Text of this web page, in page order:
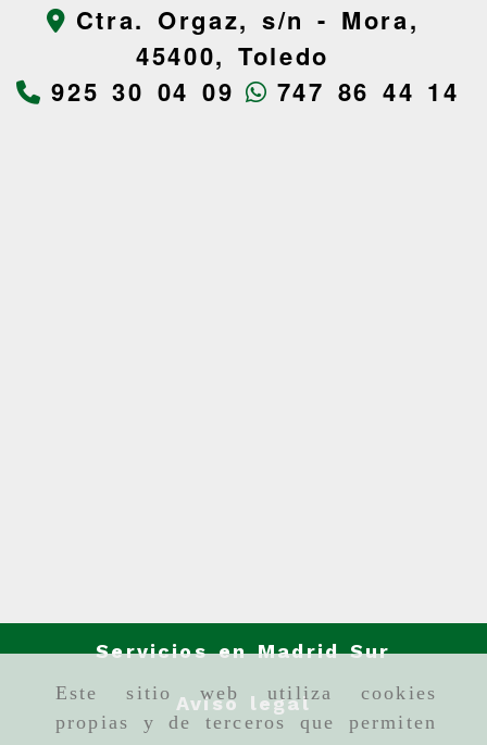
Este sitio web utiliza cookies
propias y de terceros que permiten
Ctra. Orgaz, s/n - Mora,
45400,Toledo
925 30 04 09
747 86 44 14
Servicios en Madrid Sur
Aviso legal